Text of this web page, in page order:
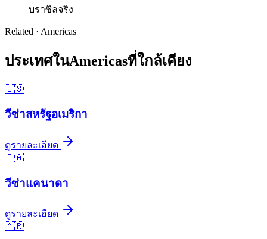
บราซิลจริง
Related · Americas
ประเทศในAmericasที่ใกล้เคียง
🇺🇸
วีซ่าสหรัฐอเมริกา
ดูรายละเอียด
🇨🇦
วีซ่าแคนาดา
ดูรายละเอียด
🇦🇷